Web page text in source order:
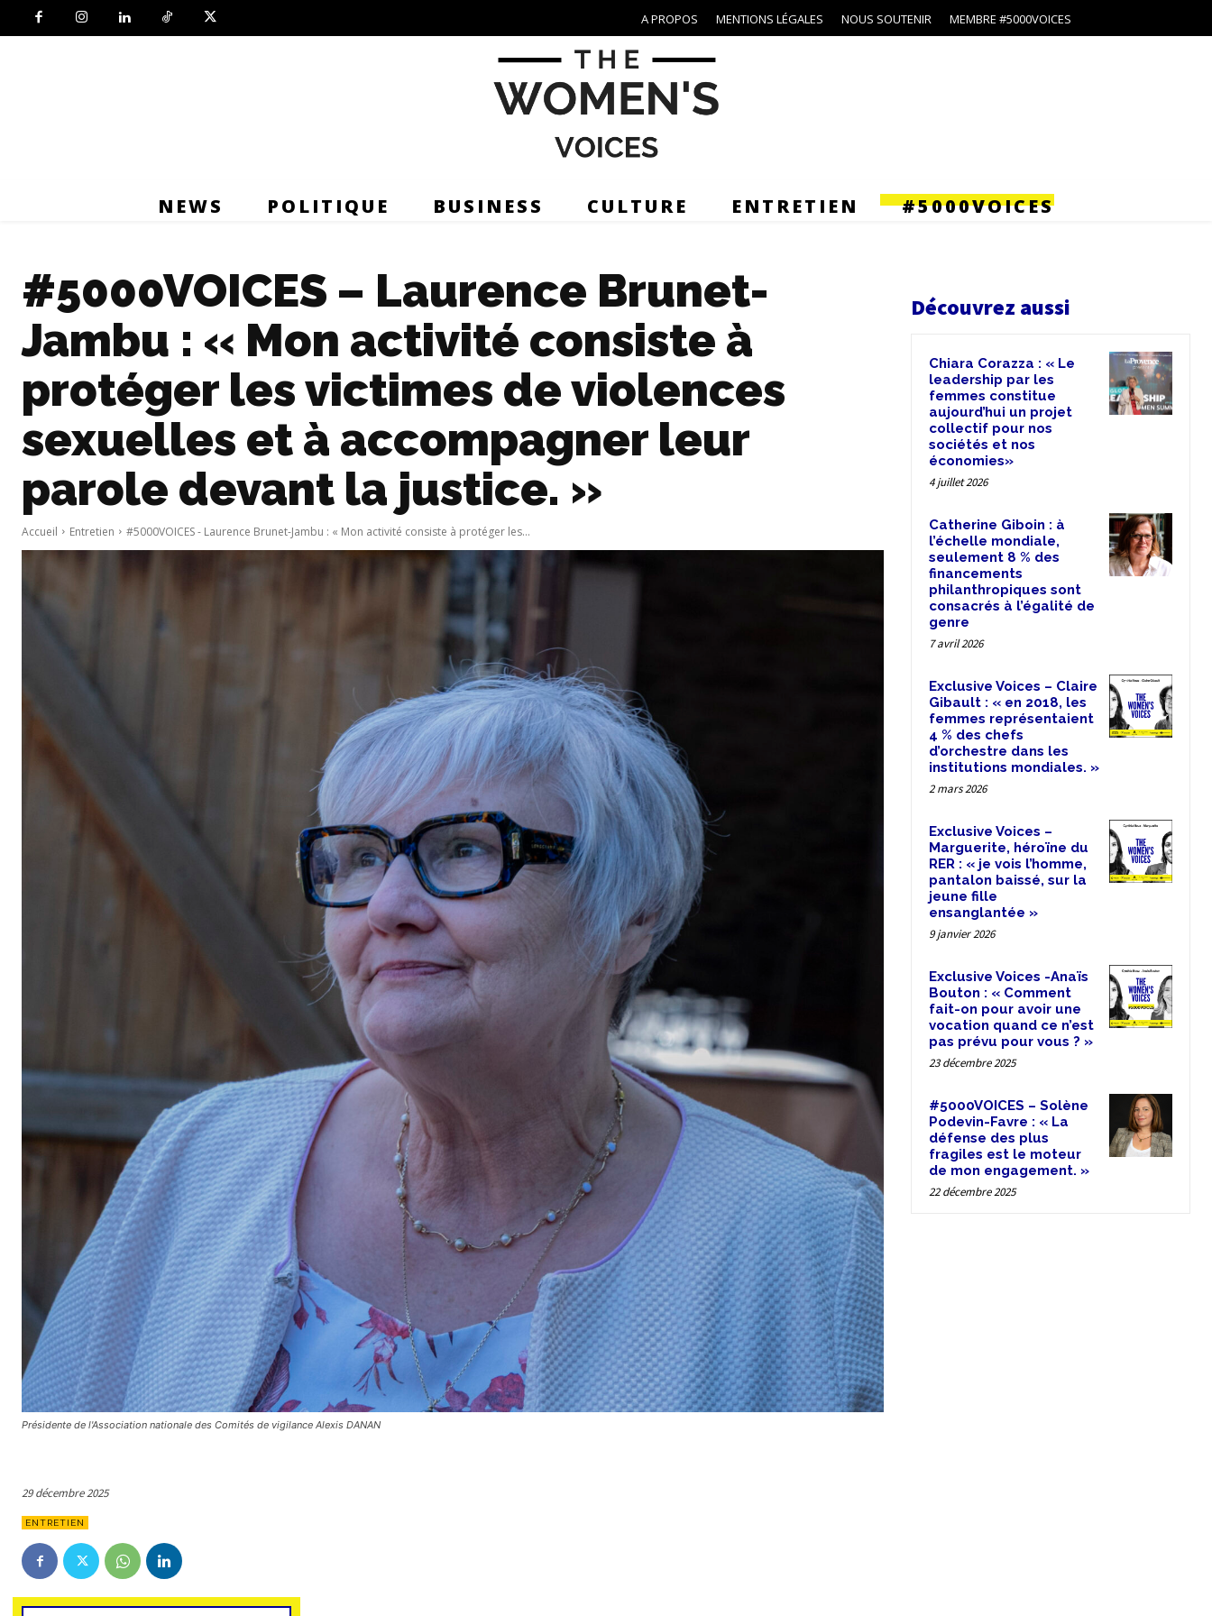
A PROPOS MENTIONS LÉGALES NOUS SOUTENIR MEMBRE #5000VOICES
NEWS POLITIQUE BUSINESS CULTURE ENTRETIEN #5000VOICES
#5000VOICES – Laurence Brunet-
Jambu : « Mon activité consiste à
protéger les victimes de violences
sexuelles et à accompagner leur
parole devant la justice. »
Accueil Entretien #5000VOICES - Laurence Brunet-Jambu : « Mon activité consiste à protéger les...
Présidente de l'Association nationale des Comités de vigilance Alexis DANAN
29 décembre 2025
ENTRETIEN
Découvrez aussi
Chiara Corazza : « Le
leadership par les
femmes constitue
aujourd’hui un projet
collectif pour nos
sociétés et nos
économies»
4 juillet 2026
Catherine Giboin : à
l’échelle mondiale,
seulement 8 % des
financements
philanthropiques sont
consacrés à l’égalité de
genre
7 avril 2026
Exclusive Voices – Claire
Gibault : « en 2018, les
femmes représentaient
4 % des chefs
d’orchestre dans les
institutions mondiales. »
2 mars 2026
Exclusive Voices –
Marguerite, héroïne du
RER : « je vois l’homme,
pantalon baissé, sur la
jeune fille
ensanglantée »
9 janvier 2026
Exclusive Voices -Anaïs
Bouton : « Comment
fait-on pour avoir une
vocation quand ce n’est
pas prévu pour vous ? »
23 décembre 2025
#5000VOICES – Solène
Podevin-Favre : « La
défense des plus
fragiles est le moteur
de mon engagement. »
22 décembre 2025